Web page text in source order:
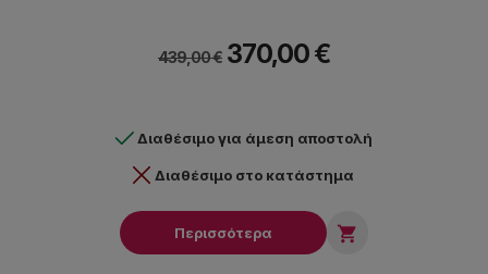
439,00 € 370,00 €
Διαθέσιμο για άμεση αποστολή
Διαθέσιμο στο κατάστημα
Περισσότερα 